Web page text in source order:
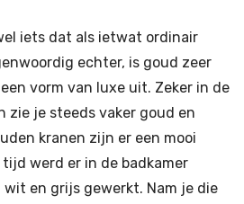
iets dat als ietwat ordinair
echter, is goud zeer
vorm van luxe uit. Zeker in de
zie je steeds vaker goud en
kranen zijn er een mooi
werd er in de badkamer
en grijs gewerkt. Nam je die